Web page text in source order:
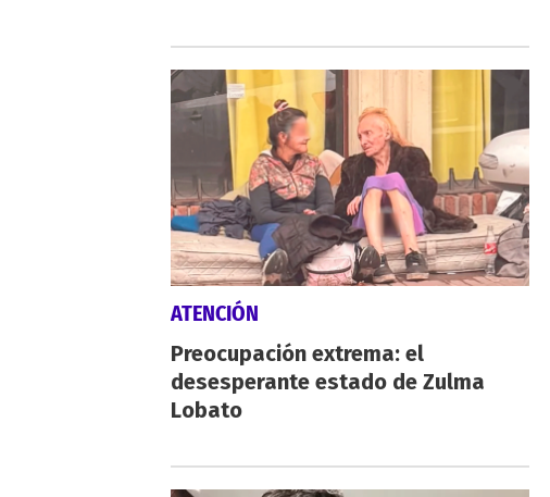
ATENCIÓN
Preocupación extrema: el
desesperante estado de Zulma
Lobato